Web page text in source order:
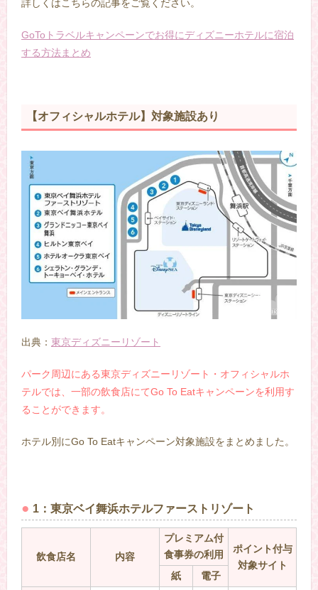
詳しくはこちらの記事をご覧ください。
GoToトラベルキャンペーンでお得にディズニーホテルに宿泊
する方法まとめ
【オフィシャルホテル】対象施設あり
出典： 東京ディズニーリゾート
パーク周辺にある東京ディズニーリゾート・オフィシャルホ
テルでは、一部の飲食店にてGo To Eatキャンペーンを利用す
ることができます。
ホテル別にGo To Eatキャンペーン対象施設をまとめました。
1：東京ベイ舞浜ホテルファーストリゾート
飲食店名 内容
プレミアム付
食事券の利用
ポイント付与
対象サイト
紙
電子